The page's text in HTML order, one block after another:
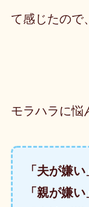
て感じたので
モラハラに悩
「夫が嫌い
「親が嫌い